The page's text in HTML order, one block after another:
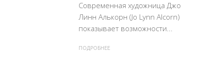
Современная художница Джо
Линн Алькорн (Jo Lynn Alcorn)
показывает возможности...
ПОДРОБНЕЕ